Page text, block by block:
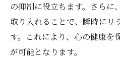
の抑制に役立ちます。さらに
取り入れることで、瞬時にリ
す。これにより、心の健康を
が可能となります。